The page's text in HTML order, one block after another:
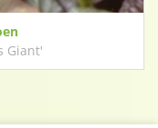
Giant'